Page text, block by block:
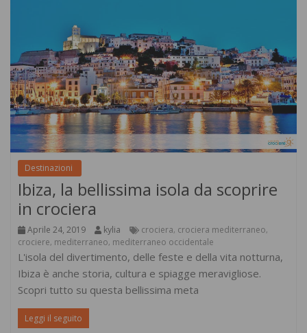
Destinazioni
Ibiza, la bellissima isola da scoprire
in crociera
Aprile 24, 2019 kylia crociera, crociera mediterraneo,
crociere, mediterraneo, mediterraneo occidentale
L'isola del divertimento, delle feste e della vita notturna,
Ibiza è anche storia, cultura e spiagge meravigliose.
Scopri tutto su questa bellissima meta
Leggi il seguito